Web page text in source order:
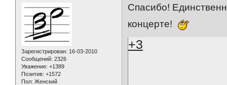
Зарегистрирован: 16-03-2010
Сообщений: 2326
Уважение: +1389
Позитив: +1572
Пол: Женский
Спасибо!
концерте!
+3